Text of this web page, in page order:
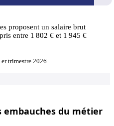
proposent un salaire brut
entre 1 802 € et 1 945 €
trimestre 2026
embauches du métier